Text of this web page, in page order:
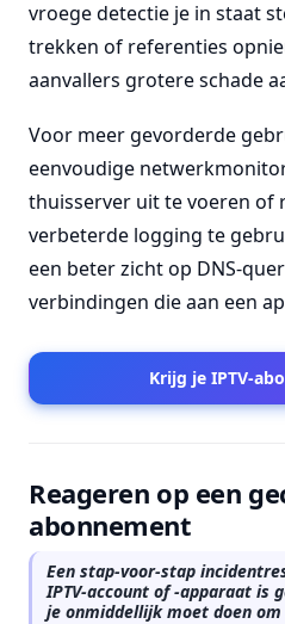
vroege detectie je in staat
trekken of referenties
aanvallers grotere schade
Voor meer gevorderde
eenvoudige
thuisserver uit te voeren
verbeterde logging te
een beter zicht op DNS-
verbindingen die aan een
Krijg je IPTV-
Reageren op een
abonnement
Een stap-voor-stap
IPTV-account of -apparaat is
je onmiddellijk moet doen